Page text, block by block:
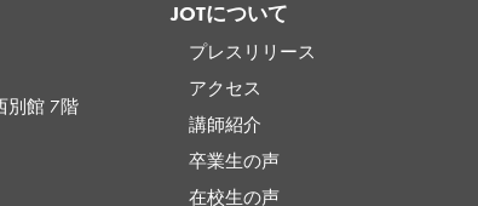
別館 7階
JOTについて
プレスリリース
アクセス
講師紹介
卒業生の声
在校生の声